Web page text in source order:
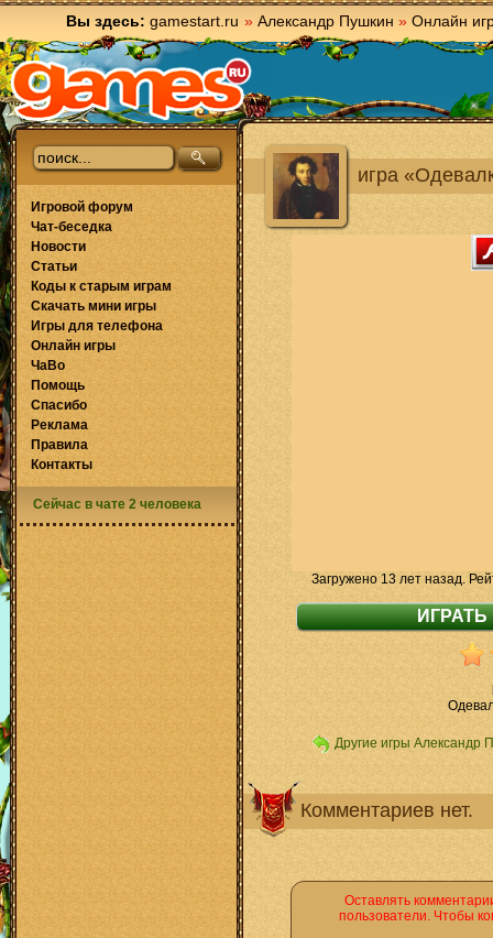
Вы здесь: gamestart.ru » Александр Пушкин » Онлайн
игра
Загружено 13 лет назад.
Другие игры Александр
Комментариев нет.
Оставлять
пользователи. Чтобы
Игровой форум
Чат-беседка
Новости
Статьи
Коды к старым играм
Скачать мини игры
Игры для телефона
Онлайн игры
ЧаВо
Помощь
Спасибо
Реклама
Правила
Контакты
Сейчас в чате 2 человека